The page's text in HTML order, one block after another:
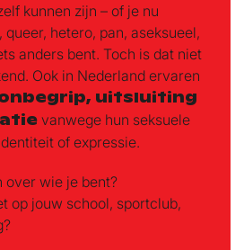
kunnen zijn – of je nu
queer, hetero, pan, aseksueel,
anders bent. Toch is dat niet
Ook in Nederland ervaren
uitsluiting
vanwege hun seksuele
of expressie.
over wie je bent?
op jouw school, sportclub,